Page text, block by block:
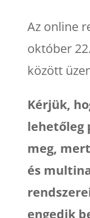
Az online
október
között
Kérjük,
lehetőleg
meg,
és
engedik